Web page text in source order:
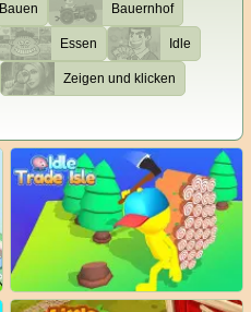
Bauen Bauernhof
Essen Idle
Zeigen und klicken